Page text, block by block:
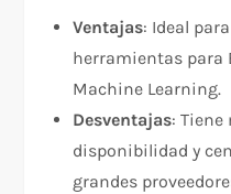
Ventajas: Ideal
herramientas para
Machine Learning.
Desventajas: Tiene
disponibilidad y
grandes